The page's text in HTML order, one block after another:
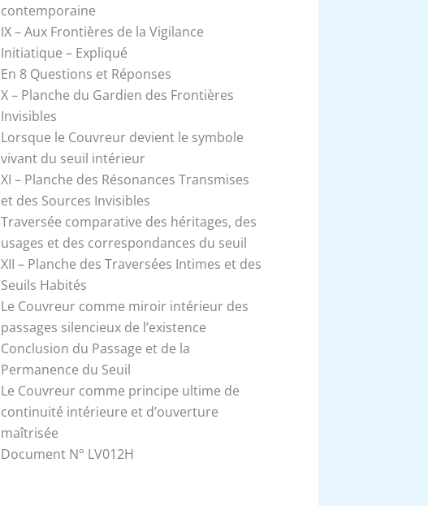
contemporaine
IX – Aux Frontières de la Vigilance
Initiatique – Expliqué
En 8 Questions et Réponses
X – Planche du Gardien des Frontières
Invisibles
Lorsque le Couvreur devient le symbole
vivant du seuil intérieur
XI – Planche des Résonances Transmises
et des Sources Invisibles
Traversée comparative des héritages, des
usages et des correspondances du seuil
XII – Planche des Traversées Intimes et des
Seuils Habités
Le Couvreur comme miroir intérieur des
passages silencieux de l’existence
Conclusion du Passage et de la
Permanence du Seuil
Le Couvreur comme principe ultime de
continuité intérieure et d’ouverture
maîtrisée
Document N° LV012H